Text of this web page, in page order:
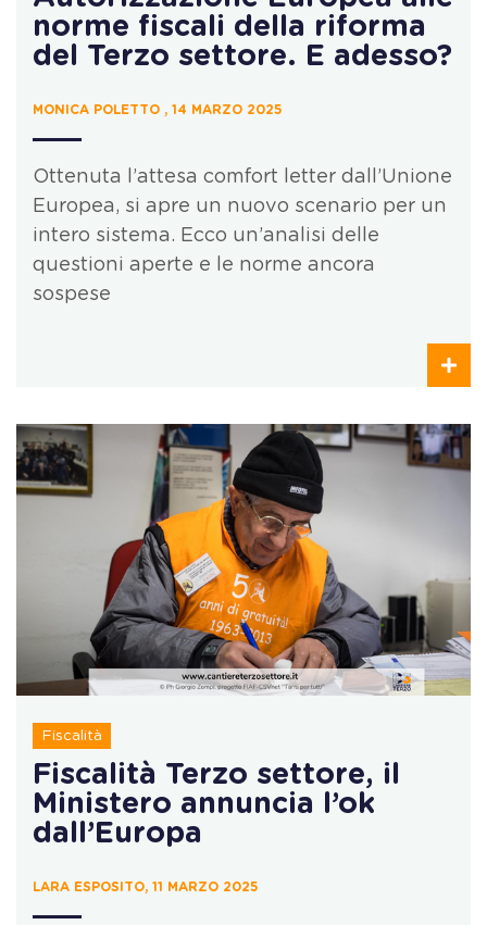
norme fiscali della riforma
del Terzo settore. E adesso?
MONICA POLETTO , 14 MARZO 2025
Ottenuta l’attesa comfort letter dall’Unione
Europea, si apre un nuovo scenario per un
intero sistema. Ecco un’analisi delle
questioni aperte e le norme ancora
sospese
Fiscalità
Fiscalità Terzo settore, il
Ministero annuncia l’ok
dall’Europa
LARA ESPOSITO, 11 MARZO 2025